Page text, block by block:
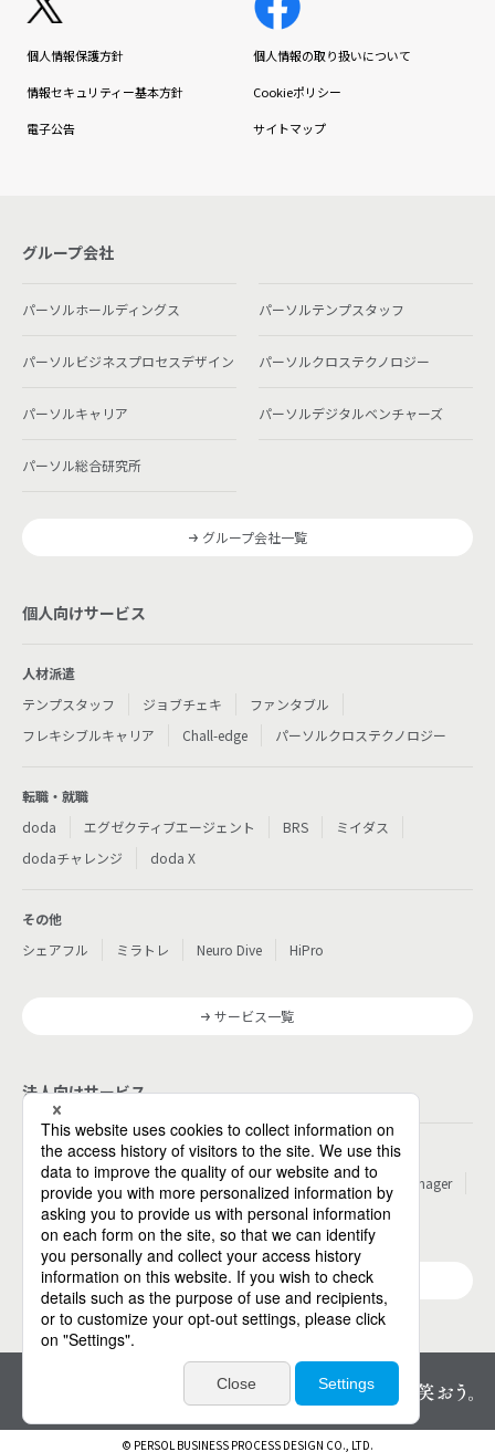
個人情報保護方針 個人情報の取り扱いについて
情報セキュリティー基本方針 Cookieポリシー
電子公告 サイトマップ
グループ会社
パーソルホールディングス パーソルテンプスタッフ
パーソルビジネスプロセスデザイン パーソルクロステクノロジー
パーソルキャリア パーソルデジタルベンチャーズ
パーソル総合研究所
グループ会社一覧
個人向けサービス
人材派遣
テンプスタッフ
ジョブチェキ
ファンタブル
フレキシブルキャリア
Chall-edge パーソルクロステクノロジー
転職・就職
doda
エグゼクティブエージェント BRS
ミイダス
dodaチャレンジ
doda X
その他
シェアフル
ミラトレ Neuro Dive HiPro
サービス一覧
法人向けサービス
その他
パーソルのRPA
ワークスイッチコンサルティング
HITO-Manager
MITERAS
ポスタス Reskilling Camp StepBase
サービス一覧
© PERSOL BUSINESS PROCESS DESIGN CO., LTD.